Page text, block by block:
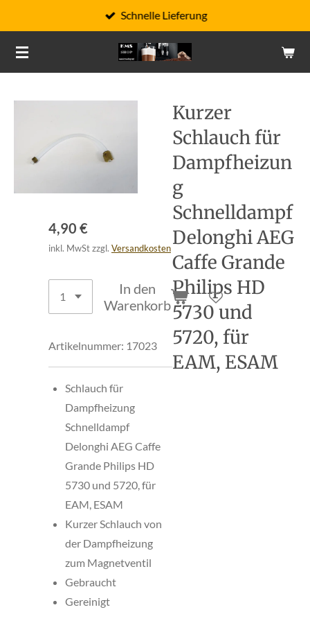
Hauptinhalt
springen
Schnelle Lieferung
Kurzer
Schlauch für
Dampfheizun
g
Schnelldampf
Delonghi AEG
Caffe Grande
Philips HD
5730 und
5720, für
EAM, ESAM
4,90 €
inkl. MwSt zzgl. Versandkosten
In den
Warenkorb
Artikelnummer: 17023
Schlauch für
Dampfheizung
Schnelldampf
Delonghi AEG Caffe
Grande Philips HD
5730 und 5720, für
EAM, ESAM
Kurzer Schlauch von
der Dampfheizung
zum Magnetventil
Gebraucht
Gereinigt